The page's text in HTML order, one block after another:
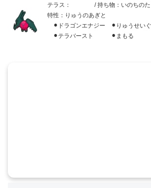
テラス：
/ 持ち物：いのちのた
特性：りゅうのあぎと
⚫︎ドラゴンエナジー ⚫︎りゅうせい
⚫︎テラバースト ⚫︎まもる